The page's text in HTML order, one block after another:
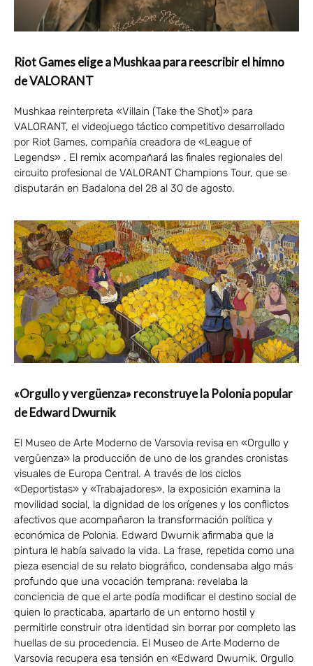
Riot Games elige a Mushkaa para reescribir el himno
de VALORANT
Mushkaa reinterpreta «Villain (Take the Shot)» para
VALORANT, el videojuego táctico competitivo desarrollado
por Riot Games, compañía creadora de «League of
Legends» . El remix acompañará las finales regionales del
circuito profesional de VALORANT Champions Tour, que se
disputarán en Badalona del 28 al 30 de agosto.
«Orgullo y vergüenza» reconstruye la Polonia popular
de Edward Dwurnik
El Museo de Arte Moderno de Varsovia revisa en «Orgullo y
vergüenza» la producción de uno de los grandes cronistas
visuales de Europa Central. A través de los ciclos
«Deportistas» y «Trabajadores», la exposición examina la
movilidad social, la dignidad de los orígenes y los conflictos
afectivos que acompañaron la transformación política y
económica de Polonia. Edward Dwurnik afirmaba que la
pintura le había salvado la vida. La frase, repetida como una
pieza esencial de su relato biográfico, condensaba algo más
profundo que una vocación temprana: revelaba la
conciencia de que el arte podía modificar el destino social de
quien lo practicaba, apartarlo de un entorno hostil y
permitirle construir otra identidad sin borrar por completo las
huellas de su procedencia. El Museo de Arte Moderno de
Varsovia recupera esa tensión en «Edward Dwurnik. Orgullo